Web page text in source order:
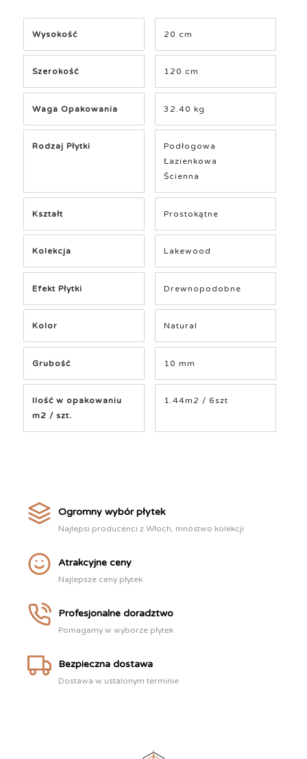
Wysokość 20 cm
Szerokość 120 cm
Waga Opakowania 32.40 kg
Rodzaj Płytki
Podłogowa
Łazienkowa
Ścienna
Kształt Prostokątne
Kolekcja Lakewood
Efekt Płytki Drewnopodobne
Kolor Natural
Grubość 10 mm
Ilość w opakowaniu
m2 / szt.
1.44m2 / 6szt
Ogromny wybór płytek
Najlepsi producenci z Włoch, mnóstwo kolekcji
Atrakcyjne ceny
Najlepsze ceny płytek
Profesjonalne doradztwo
Pomagamy w wyborze płytek
Bezpieczna dostawa
Dostawa w ustalonym terminie